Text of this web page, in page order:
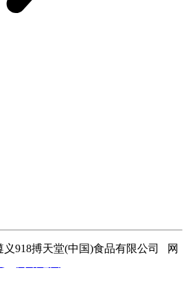
义918搏天堂(中国)食品有限公司 网